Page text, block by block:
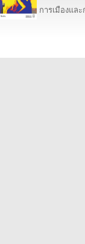
การเมืองแล